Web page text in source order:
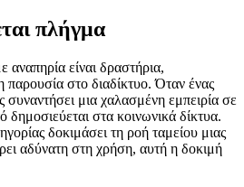
πλήγμα
είναι δραστήρια,
παρουσία στο διαδίκτυο. Όταν ένας
μια χαλασμένη εμπειρία σε
δημοσιεύεται στα κοινωνικά δίκτυα.
δοκιμάσει τη ροή ταμείου μιας
αδύνατη στη χρήση, αυτή η δοκιμή